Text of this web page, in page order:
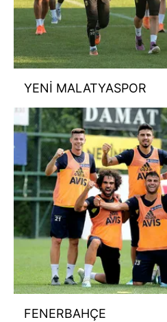
YENİ MALATYASPOR
FENERBAHÇE